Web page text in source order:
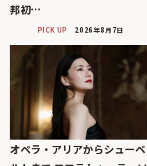
邦初…
PICK UP 2026年8月7日
オペラ・アリアからシューベ